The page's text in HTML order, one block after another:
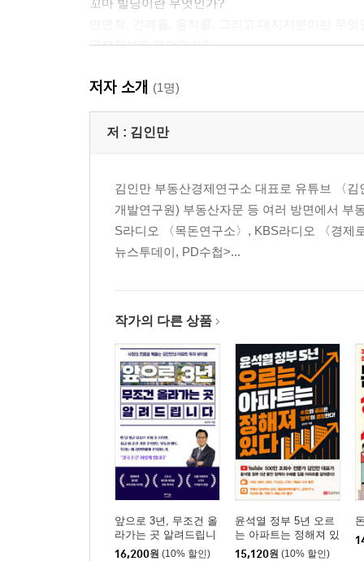
꼬마 빌딩이란 무엇인가?
공적장부란 무엇인가?
건축물대장, 어떻게 볼 것인가?
토지이용계획, 꼭 열람해야 한다
용도지역, 용도지구, 용도구역을 정확히 구별하자
수익률과 공실률, 정확히 알고 이해하자
일조권과 사선제한이란 어떤 것을 말하는가?
건축선이란 무엇이고 어떻게 활용하는가?
공지란 무엇이고 어떻게 활용하는가?
위반건축물이란 무엇을 말하는가?
주차장법 역시 꼭 파악하고 있어야 한다
꼬마 빌딩에서 발생하는 여러 세금들
부가가치세란 무엇이고 어떻게 활용하는가?
포괄양수도 계약, 어떻게 활용할 것인가?
사업자의 종류에는 어떤 것들이 있는가?
권리금이란 무엇이고 어떻게 처리하는가?
행복 투자를 위한 코칭 1_자녀교육에 올인한 어떤
돈 되는 꼬마 빌딩의 3가지 조건
저자 소개 (1명)
저 : 김인만
김인만 부동산경제연구소 대표로 유튜브 〈
개발연구원) 부동산자문 등 여러 방면에서 부
S라디오 〈목돈연구소〉, KBS라디오 〈경제
뉴스투데이, PD수첩>...
작가의 다른 상품
앞으로 3년, 무조건 올
라가는 곳 알려드립니
다
16,200원 (10% 할인)
윤석열 정부 5년 오르
는 아파트는 정해져 있
다
15,120원 (10% 할인)